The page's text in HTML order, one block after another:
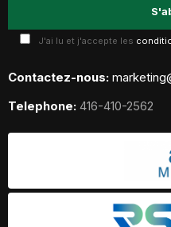
J'ai lu et j'accepte les
Contactez-nous:
Telephone: 416-410-2562